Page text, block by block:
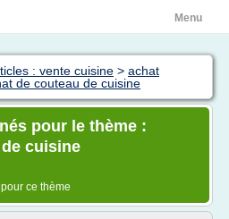
Menu
: vente cuisine > achat
de couteau de cuisine
pour le thème :
cuisine
ce thème